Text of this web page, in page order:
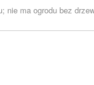
nie ma ogrodu bez